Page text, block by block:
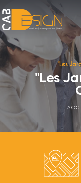
"Les
"Les